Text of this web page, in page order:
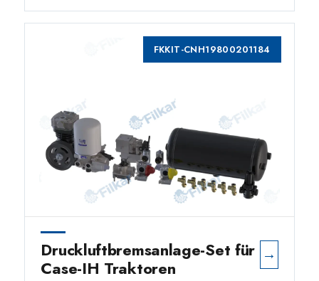
FKKIT-CNH19800201184
Druckluftbremsanlage-Set für
Case-IH Traktoren
→